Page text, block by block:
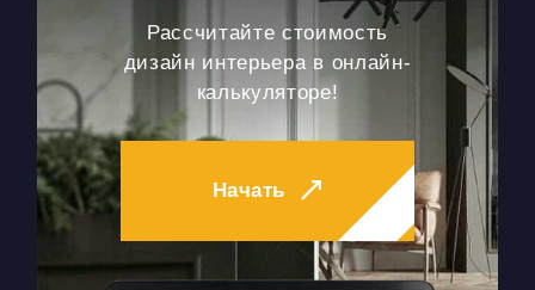
Рассчитайте стоимость
дизайн интерьера в онлайн-
калькуляторе!
Начать